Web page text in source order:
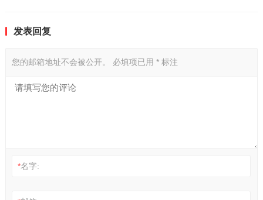
发表回复
您的邮箱地址不会被公开。 必填项已用 *标注
*名字: